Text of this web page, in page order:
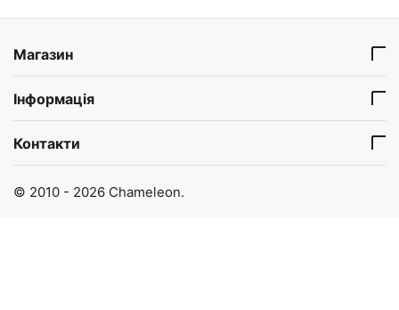
Магазин
Інформація
Контакти
© 2010 - 2026 Chameleon.